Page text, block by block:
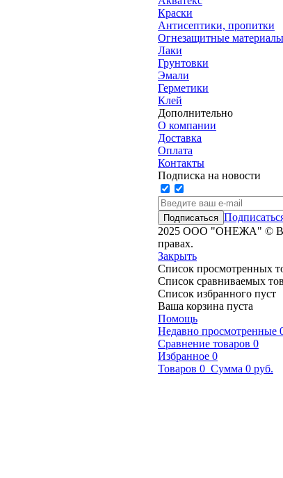
Краски
Антисептики, пропитки
Огнезащитные материалы
Лаки
Грунтовки
Эмали
Герметики
Клей
Дополнительно
О компании
Доставка
Оплата
Контакты
Подписка на новости
2025 ООО "ОНЕЖА" © Все
правах.
Закрыть
Список просмотренных
Список сравниваемых
Список избранного пуст
Ваша корзина пуста
Помощь
Недавно просмотренные
Сравнение товаров 0
Избранное 0
Товаров 0 Сумма 0 руб.